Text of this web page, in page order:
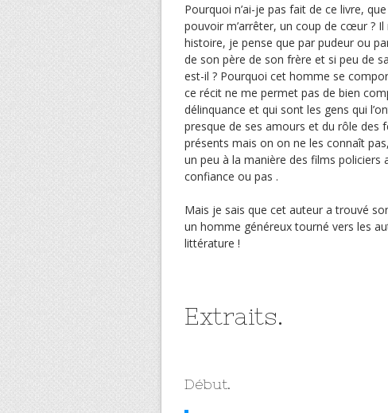
Pourquoi n’ai-je pas fait de ce livre,
pouvoir m’arrêter, un coup de cœur ?
histoire, je pense que par pudeur ou
de son père de son frère et si peu de
est-il ? Pourquoi cet homme se
ce récit ne me permet pas de bien
délinquance et qui sont les gens qui
presque de ses amours et du rôle des
présents mais on on ne les connaît
un peu à la manière des films
confiance ou pas .
Mais je sais que cet auteur a trouvé
un homme généreux tourné vers les
littérature !
Extraits.
Début.